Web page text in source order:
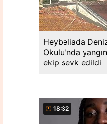
Heybeliada
Okulu'nda
ekip sevk edildi
18:32